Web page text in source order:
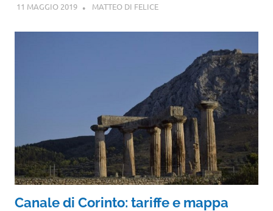
11 MAGGIO 2019 MATTEO DI FELICE
Canale di Corinto: tariffe e mappa